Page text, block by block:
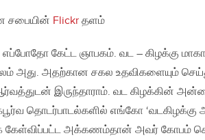
சபையின் Flickr தளம்
கேட்ட ஞாபகம். வட – கிழக்கு
அது. அதற்கான சகல உதவிகளையும்
இருந்தாராம். வட கிழக்கின்
தொடர்பாடல்களில் எங்கோ ‘வடகிழக்கு
கேள்விப்பட்ட அக்கணம்தான் அவர் கோபம்